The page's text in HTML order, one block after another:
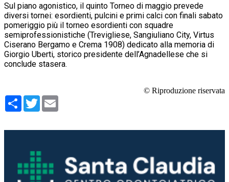
Sul piano agonistico, il quinto Torneo di maggio prevede
diversi tornei: esordienti, pulcini e primi calci con finali sabato
pomeriggio più il torneo esordienti con squadre
semiprofessionistiche (Trevigliese, Sangiuliano City, Virtus
Ciserano Bergamo e Crema 1908) dedicato alla memoria di
Giorgio Uberti, storico presidente dell’Agnadellese che si
conclude stasera.
© Riproduzione riservata
Condividi
Twitter